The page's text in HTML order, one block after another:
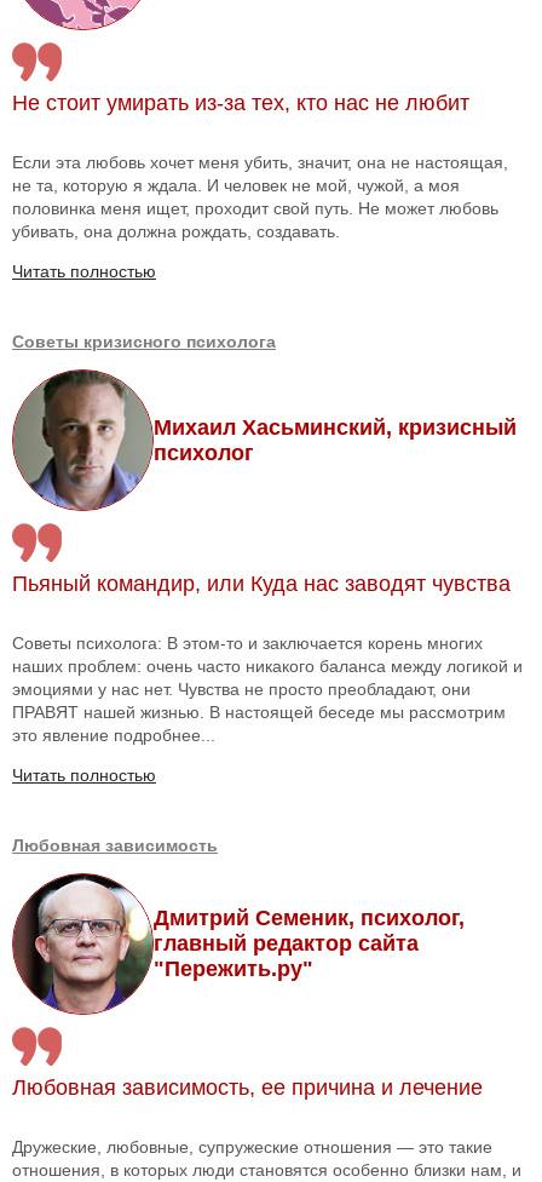
Не стоит умирать из-за тех, кто нас не любит
Если эта любовь хочет меня убить, значит, она не настоящая,
не та, которую я ждала. И человек не мой, чужой, а моя
половинка меня ищет, проходит свой путь. Не может любовь
убивать, она должна рождать, создавать.
Читать полностью
Советы кризисного психолога
Михаил Хасьминский, кризисный
психолог
Пьяный командир, или Куда нас заводят чувства
Советы психолога: В этом-то и заключается корень многих
наших проблем: очень часто никакого баланса между логикой и
эмоциями у нас нет. Чувства не просто преобладают, они
ПРАВЯТ нашей жизнью. В настоящей беседе мы рассмотрим
это явление подробнее...
Читать полностью
Любовная зависимость
Дмитрий Семеник, психолог,
главный редактор сайта
"Пережить.ру"
Любовная зависимость, ее причина и лечение
Дружеские, любовные, супружеские отношения — это такие
отношения, в которых люди становятся особенно близки нам, и